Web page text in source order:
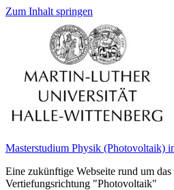
Zum Inhalt springen
Masterstudium Physik (Photovoltaik)
Eine zukünftige Webseite rund um
Vertiefungsrichtung "Photovoltaik"